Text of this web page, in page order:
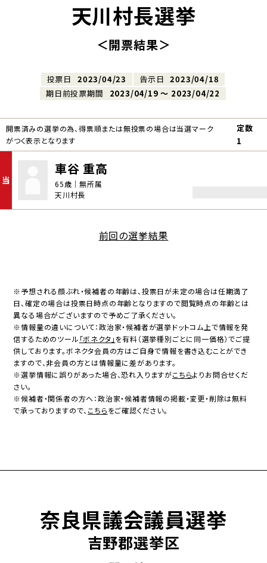
天川村長選挙
＜開票結果＞
投票日 2023/04/23 告示日
2023/04/18
期日前投票期間
2023/04/19 〜 2023/04/22
開票済みの選挙の為、得票順または無投票の場合は当選マーク
がつく表示となります
定数
1
当
車谷 重高
65歳｜無所属
天川村長
前回の選挙結果
※予想される顔ぶれ・候補者の年齢は、投票日が未定の場合は任期満了
日、確定の場合は投票日時点の年齢となりますので閲覧時点の年齢とは
異なる場合がございますので予めご了承ください。
※情報量の違いについて：政治家・候補者が選挙ドットコム上で情報を発
信するためのツール 「ボネクタ」を有料（選挙種別ごとに同一価格）でご提
供しております。ボネクタ会員の方はご自身で情報を書き込むことができ
ますので、非会員の方とは情報量に差があります。
※選挙情報に誤りがあった場合、恐れ入りますがこちらよりお問合せくだ
さい。
※候補者・関係者の方へ：政治家・候補者情報の掲載・変更・削除は無料
で承っておりますので、 こちらをご確認ください。
奈良県議会議員選挙
吉野郡選挙区